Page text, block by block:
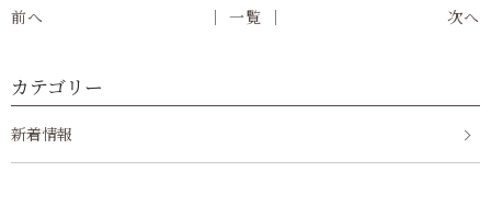
前へ 次へ
│ 一覧 │
カテゴリー
新着情報